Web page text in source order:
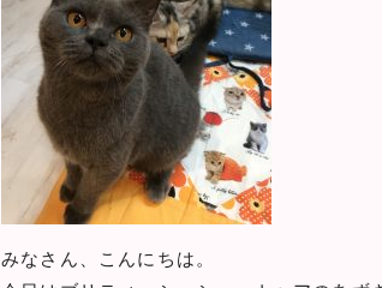
みなさん、こんにちは。